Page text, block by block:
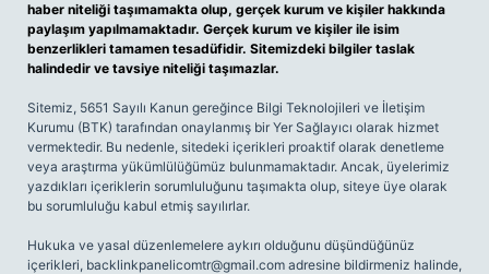
haber niteliği taşımamakta olup, gerçek kurum ve kişiler hakkında
paylaşım yapılmamaktadır. Gerçek kurum ve kişiler ile isim
benzerlikleri tamamen tesadüfidir. Sitemizdeki bilgiler taslak
halindedir ve tavsiye niteliği taşımazlar.
Sitemiz, 5651 Sayılı Kanun gereğince Bilgi Teknolojileri ve İletişim
Kurumu (BTK) tarafından onaylanmış bir Yer Sağlayıcı olarak hizmet
vermektedir. Bu nedenle, sitedeki içerikleri proaktif olarak denetleme
veya araştırma yükümlülüğümüz bulunmamaktadır. Ancak, üyelerimiz
yazdıkları içeriklerin sorumluluğunu taşımakta olup, siteye üye olarak
bu sorumluluğu kabul etmiş sayılırlar.
Hukuka ve yasal düzenlemelere aykırı olduğunu düşündüğünüz
içerikleri, backlinkpanelicomtr@gmail.com adresine bildirmeniz halinde,